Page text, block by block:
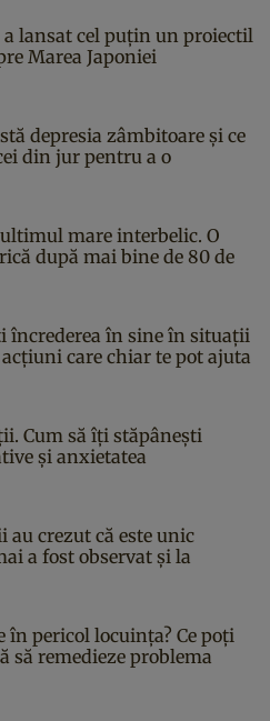
a lansat cel puțin un proiectil
Marea Japoniei
depresia zâmbitoare și ce
din jur pentru a o
mare interbelic. O
după mai bine de 80 de
încrederea în sine în situații
care chiar te pot ajuta
Cum să îți stăpânești
și anxietatea
au crezut că este unic
a fost observat și la
în pericol locuința? Ce poți
să remedieze problema